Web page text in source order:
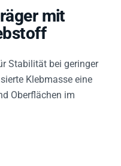
mit
Stabilität bei geringer
Klebmasse eine
Oberflächen im